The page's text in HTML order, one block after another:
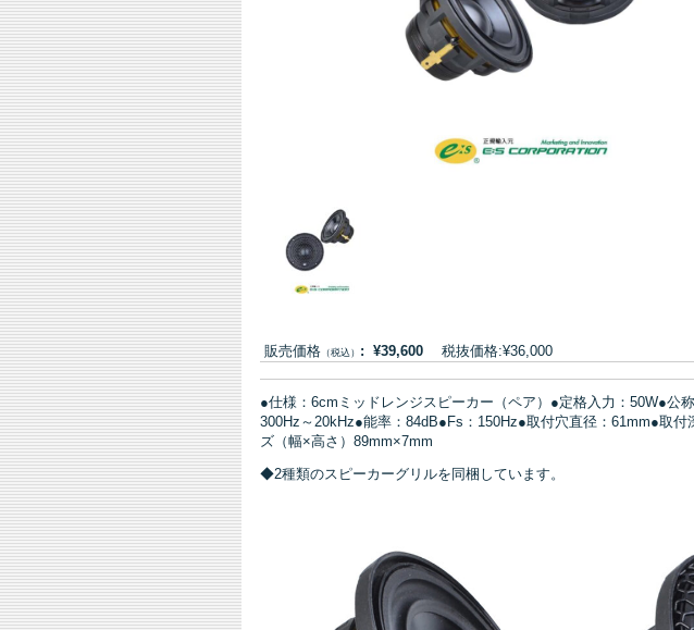
販売価格 （税込） : ¥39,600 税抜価格:¥36,000
●仕様：6cmミッドレンジスピーカー（ペア）●定格入力：50W●公
300Hz～20kHz●能率：84dB●Fs：150Hz●取付穴直径：61mm●取付
ズ（幅×高さ）89mm×7mm
◆2種類のスピーカーグリルを同梱しています。